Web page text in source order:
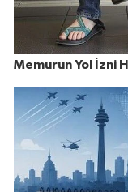
Memurun Yol İzni